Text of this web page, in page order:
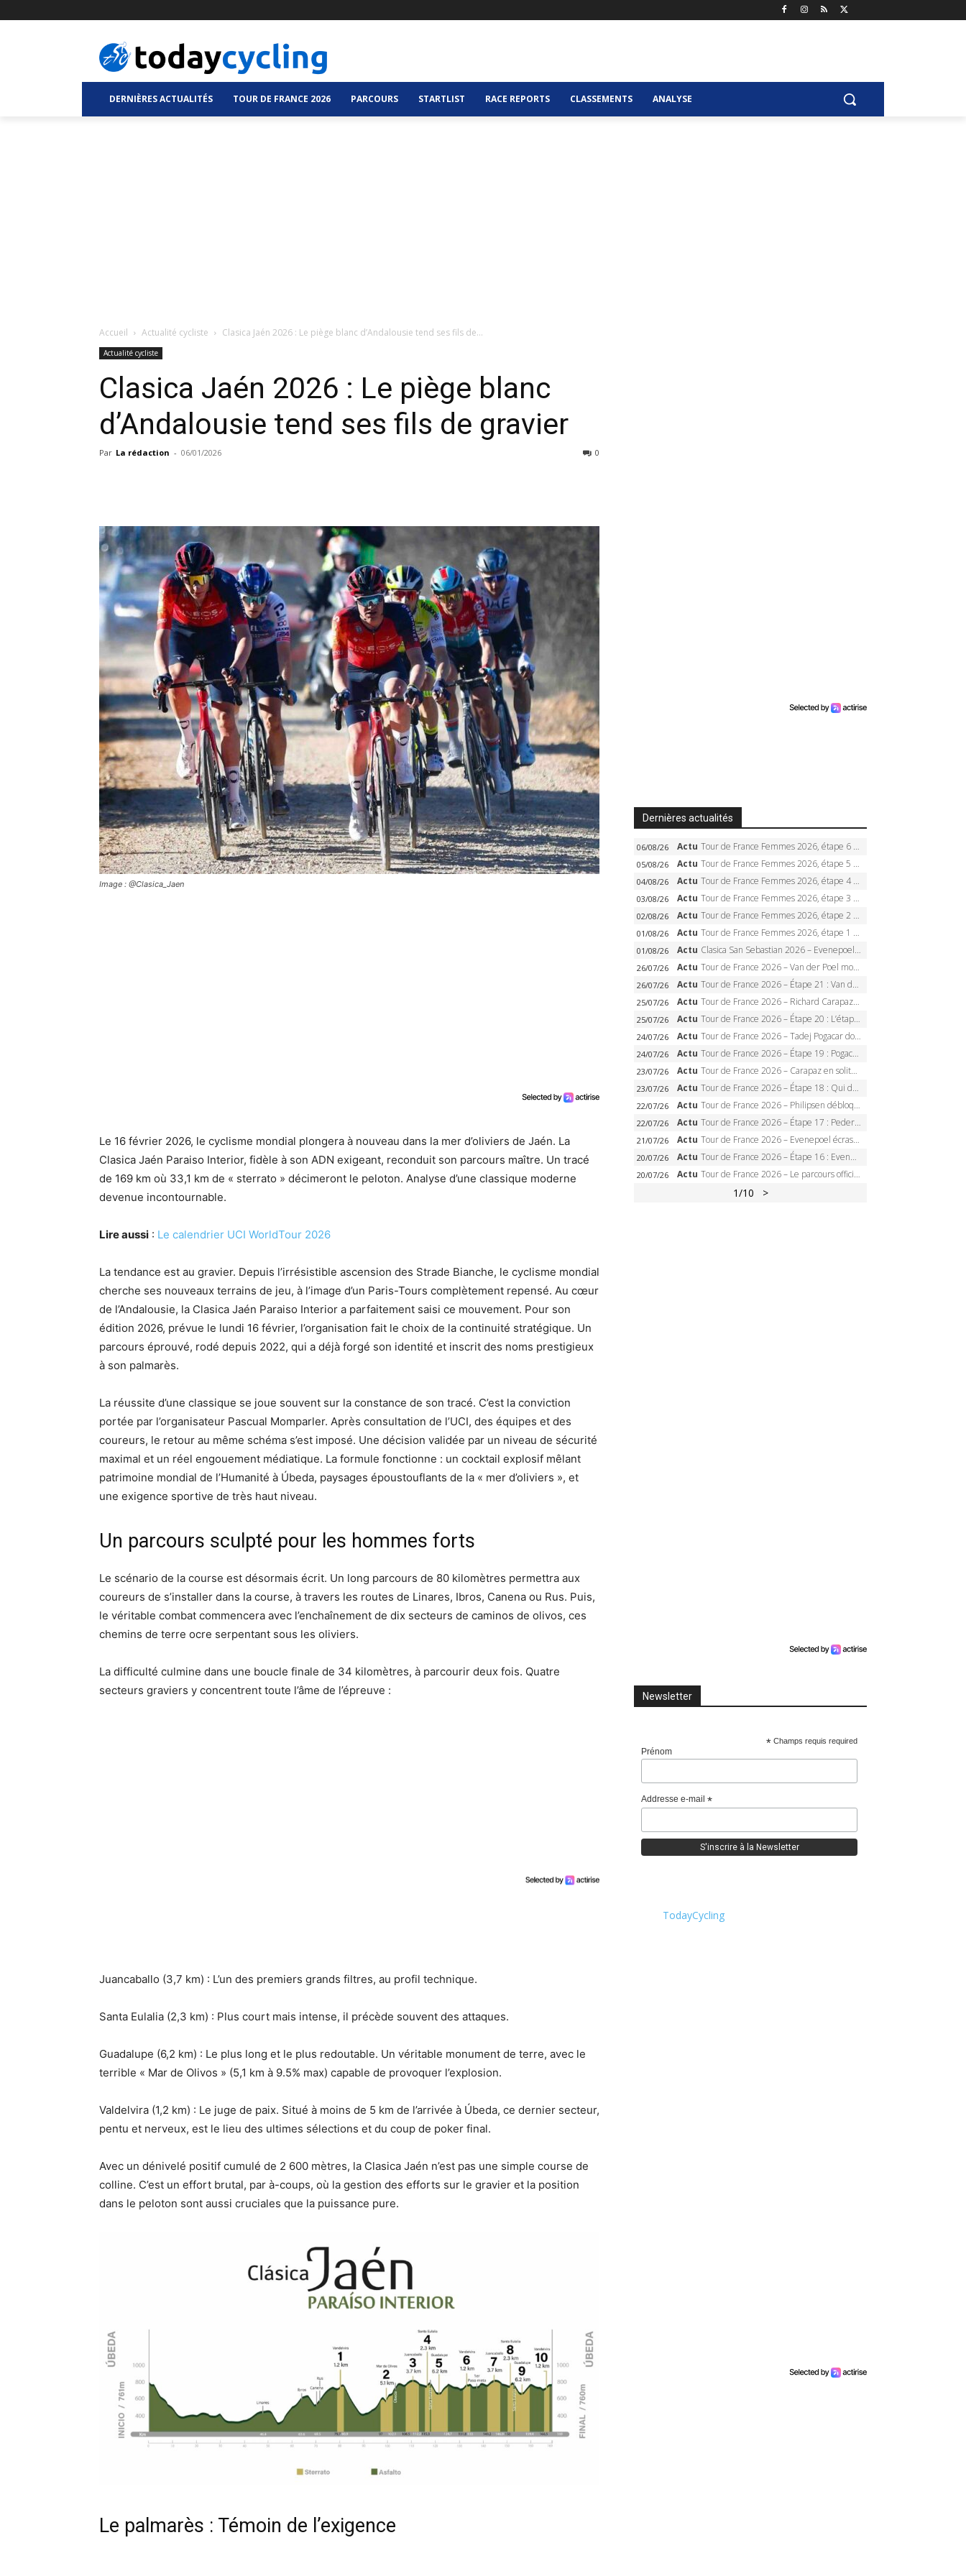
DERNIÈRES ACTUALITÉS TOUR DE FRANCE 2026 PARCOURS STARTLIST RACE REPORTS CLASSEMENTS ANALYSE
Accueil Actualité cycliste Clasica Jaén 2026 : Le piège blanc d’Andalousie tend ses fils de...
Actualité cycliste
Clasica Jaén 2026 : Le piège blanc
d’Andalousie tend ses fils de gravier
Par La rédaction - 06/01/2026 0
Image : @Clasica_Jaen
Le 16 février 2026, le cyclisme mondial plongera à nouveau dans la mer d’oliviers de Jaén. La
Clasica Jaén Paraiso Interior, fidèle à son ADN exigeant, reconduit son parcours maître. Un tracé
de 169 km où 33,1 km de « sterrato » décimeront le peloton. Analyse d’une classique moderne
devenue incontournable.
Lire aussi : Le calendrier UCI WorldTour 2026
La tendance est au gravier. Depuis l’irrésistible ascension des Strade Bianche, le cyclisme mondial
cherche ses nouveaux terrains de jeu, à l’image d’un Paris-Tours complètement repensé. Au cœur
de l’Andalousie, la Clasica Jaén Paraiso Interior a parfaitement saisi ce mouvement. Pour son
édition 2026, prévue le lundi 16 février, l’organisation fait le choix de la continuité stratégique. Un
parcours éprouvé, rodé depuis 2022, qui a déjà forgé son identité et inscrit des noms prestigieux
à son palmarès.
La réussite d’une classique se joue souvent sur la constance de son tracé. C’est la conviction
portée par l’organisateur Pascual Momparler. Après consultation de l’UCI, des équipes et des
coureurs, le retour au même schéma s’est imposé. Une décision validée par un niveau de sécurité
maximal et un réel engouement médiatique. La formule fonctionne : un cocktail explosif mêlant
patrimoine mondial de l’Humanité à Úbeda, paysages époustouflants de la « mer d’oliviers », et
une exigence sportive de très haut niveau.
Un parcours sculpté pour les hommes forts
Le scénario de la course est désormais écrit. Un long parcours de 80 kilomètres permettra aux
coureurs de s’installer dans la course, à travers les routes de Linares, Ibros, Canena ou Rus. Puis,
le véritable combat commencera avec l’enchaînement de dix secteurs de caminos de olivos, ces
chemins de terre ocre serpentant sous les oliviers.
La difficulté culmine dans une boucle finale de 34 kilomètres, à parcourir deux fois. Quatre
secteurs graviers y concentrent toute l’âme de l’épreuve :
Juancaballo (3,7 km) : L’un des premiers grands filtres, au profil technique.
Santa Eulalia (2,3 km) : Plus court mais intense, il précède souvent des attaques.
Guadalupe (6,2 km) : Le plus long et le plus redoutable. Un véritable monument de terre, avec le
terrible « Mar de Olivos » (5,1 km à 9.5% max) capable de provoquer l’explosion.
Valdelvira (1,2 km) : Le juge de paix. Situé à moins de 5 km de l’arrivée à Úbeda, ce dernier secteur,
pentu et nerveux, est le lieu des ultimes sélections et du coup de poker final.
Avec un dénivelé positif cumulé de 2 600 mètres, la Clasica Jaén n’est pas une simple course de
colline. C’est un effort brutal, par à-coups, où la gestion des efforts sur le gravier et la position
dans le peloton sont aussi cruciales que la puissance pure.
Le palmarès : Témoin de l’exigence
Dernières actualités
06/08/26 Actu Tour de France Femmes 2026, étape 6 – Kim Le Court-Pienaar gagne à Tournon, Reusser en jaune
05/08/26 Actu Tour de France Femmes 2026, étape 5 – Demi Vollering gagne à Belleville, Reusser en jaune, Ferrand-Prévot coule
04/08/26 Actu Tour de France Femmes 2026, étape 4 – Marlen Reusser écrase le chrono, Ferrand-Prévot en crise
03/08/26 Actu Tour de France Femmes 2026, étape 3 – Sigrid Haugset en solitaire, 88 km d’échappée, maillot jaune
02/08/26 Actu Tour de France Femmes 2026, étape 2 – Lorena Wiebes doublé à Genève, Markus héroïque, 7e record
01/08/26 Actu Tour de France Femmes 2026, étape 1 – Lorena Wiebes intouchable à Lausanne, premier maillot jaune
01/08/26 Actu Clasica San Sebastian 2026 – Evenepoel recordman, 4e victoire, Carapaz battu au sprint
26/07/26 Actu Tour de France 2026 – Van der Poel monumental à Paris, Pogacar égale le record des cinq sacres
26/07/26 Actu Tour de France 2026 – Étape 21 : Van der Poel, Pogacar, qui succédera à Wout van Aert sur les Champs-Elysées ?
25/07/26 Actu Tour de France 2026 – Richard Carapaz roi des Alpes, doublé et maillot à pois, Seixas perd le podium
25/07/26 Actu Tour de France 2026 – Étape 20 : L’étape reine, Galibier, Sarenne, Alpe d’Huez, qui succédera à Pogacar ?
24/07/26 Actu Tour de France 2026 – Tadej Pogacar dompte l’Alpe d’Huez, 5e victoire, record de Pantani pulvérisé
24/07/26 Actu Tour de France 2026 – Étape 19 : Pogacar peut-il enfin dompter l’Alpe d’Huez ?
23/07/26 Actu Tour de France 2026 – Carapaz en solitaire à Orcières-Merlette, Paret-Peintre à un point du maillot à pois
23/07/26 Actu Tour de France 2026 – Étape 18 : Qui domptera Orcières-Merlette, première marche vers l’Alpe d’Huez ?
22/07/26 Actu Tour de France 2026 – Philipsen débloque son compteur à Voiron, Pedersen en danger pour le maillot vert
22/07/26 Actu Tour de France 2026 – Étape 17 : Pedersen peut-il verrouiller le maillot vert à Voiron ?
21/07/26 Actu Tour de France 2026 – Evenepoel écrase le chrono d’Évian, Seixas 4e, Lipowitz abandonne
20/07/26 Actu Tour de France 2026 – Étape 16 : Evenepoel, Pogacar, Ganna… qui domptera le chrono d’Évian pour redessiner le podium ?
20/07/26 Actu Tour de France 2026 – Le parcours officiel complet : 21 étapes, profils, carte et dates
1/10 >
Newsletter
* Champs requis required
Prénom
Addresse e-mail *
TodayCycling